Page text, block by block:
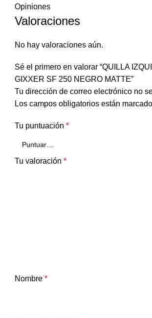
Opiniones
Valoraciones
No hay valoraciones aún.
Sé el primero en valorar “QUILLA
GIXXER SF 250 NEGRO MATTE”
Tu dirección de correo electrónico no
Los campos obligatorios están
Tu puntuación *
Tu valoración *
Nombre *